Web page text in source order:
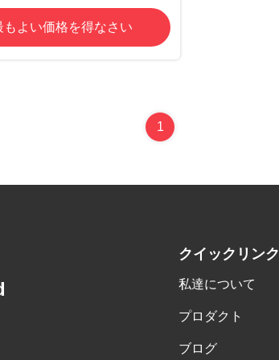
もよい価格を得なさい
1
クイックリンク
私達について
プロダクト
ブログ